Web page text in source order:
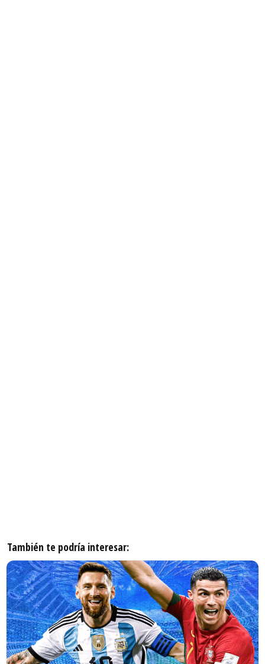
También te podría interesar: